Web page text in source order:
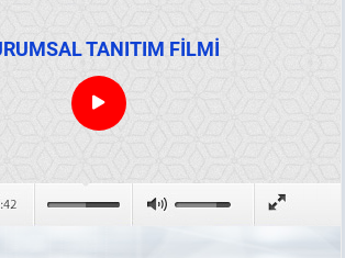
TANITIM FİLMİ